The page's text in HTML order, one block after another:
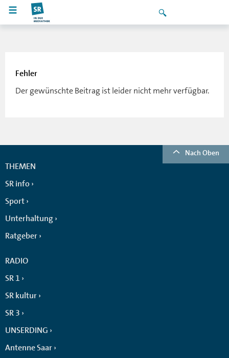
Fehler
Der gewünschte Beitrag ist leider nicht mehr verfügbar.
Nach Oben
THEMEN
SR info
Sport
Unterhaltung
Ratgeber
RADIO
SR 1
SR kultur
SR 3
UNSERDING
Antenne Saar